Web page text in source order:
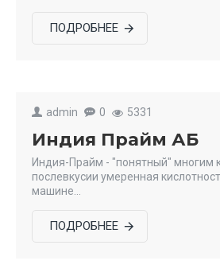
ПОДРОБНЕЕ
admin 0 5331
Индия Прайм АБ
Индия-Прайм - "понятный" многим
послевкусии умеренная
машине...
ПОДРОБНЕЕ